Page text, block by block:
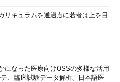
リキュラムを通過点に若者は上を目
になった医療向けOSSの多様な活用
、臨床試験データ解析、日本語医